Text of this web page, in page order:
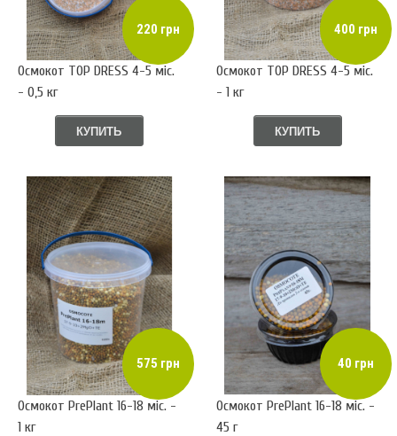
220 грн
Осмокот TOP DRESS 4-5 міс.
- 0,5 кг
КУПИТЬ
400 грн
Осмокот TOP DRESS 4-5 міс.
- 1 кг
КУПИТЬ
575 грн
Осмокот PrePlant 16-18 міс. -
1 кг
40 грн
Осмокот PrePlant 16-18 міс. -
45 г